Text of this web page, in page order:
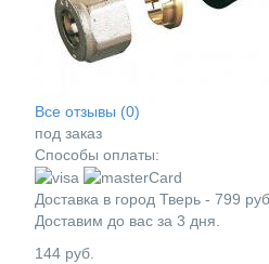
Все отзывы (0)
под заказ
Способы оплаты:
Доставка в город Тверь - 799
Доставим до вас за 3 дня.
144 руб.